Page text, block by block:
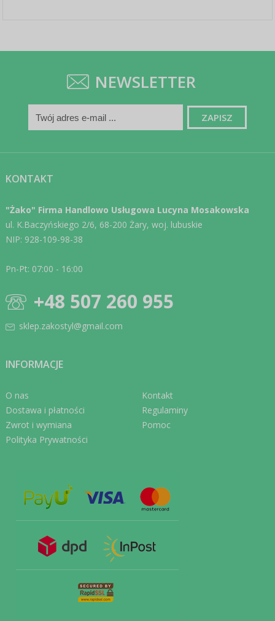
NEWSLETTER
KONTAKT
"Żako" Firma Handlowo Usługowa Lucyna Mosakowska
ul. K.Baczyńskiego 2/6, 68-200 Żary, woj. lubuskie
NIP: 928-109-98-38
Pn-Pt: 07:00 - 16:00
+48 507 260 955
sklep.zakostyl@gmail.com
INFORMACJE
O nas
Dostawa i płatności
Zwrot i wymiana
Polityka Prywatności
Kontakt
Regulaminy
Pomoc